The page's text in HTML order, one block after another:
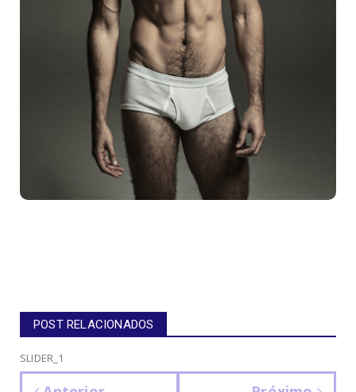
POST RELACIONADOS
SLIDER_1